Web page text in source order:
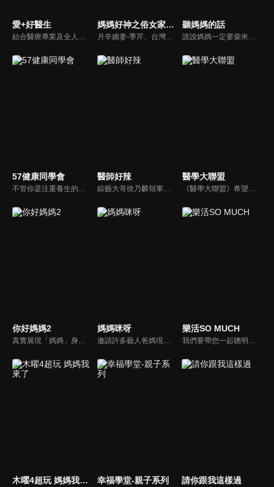
愛+好醫生 媽媽好神之俗女家務事
月辛嬌妻-季芹、台灣好媳婦-佩甄，兩位世俗熟女 領軍各界菁英一起來探討你我關心的各種家務事。持續鎖定本節目就能夠讓你『俗女不出門，能知天下事』！
聽媽媽的話
57健康同學會
不管你是注重養生的四、五年級，還是邁入熟男熟女的六年級生，或是充滿活力的七年級生，主播隋安德、許晶晶和醫藥記者及健康專家，要告訴大家自己的身體密碼，讓你健康滿分！
醫師好辣
綜藝大哥徐乃麟領軍，率領「好辣軍團」挑戰醫界麻辣話題，對上帥哥美女醫師團，不一樣的白色旋風即將登場！以前不敢說的，現在說給你聽，只要你想聽，我們就敢問！沒有不能聊，就怕不夠辣！絕對讓您耳目一新！打破傳統，跳脫框架！挖掘麻辣秘辛！
醫學大聯盟
《醫學大聯盟》希望打造一個知性趣味的平台，讓觀眾在輕鬆間了解正確的健康資訊，幫助自己和家人打造更健康的生活習慣。
你好媽媽2
真實展現「媽媽」身份的更多社會觸角，探討對「媽媽」概念的時代定義，探訪更多的當代媽媽。每期走進嘉賓生活，探討母親在家庭中、在自己生命中的位置。
媽媽咪呀
邀請許多藝人爸媽現身說法，與相關專家顧問共同討論分享，以談話的方式進行，對一人爸媽和名人家庭教育有興趣的朋友一定不能錯過。
樂活SO MUCH
我們要帶您一起聰明快樂過生活！由聰明生活家張雅芳主持的健康休閒資訊類節目，主題式介紹探討各種飲食、保健、醫學、休閒、民生、環保等，各種國人關心的樂活新訊，讓觀眾朋友一同感受快樂、用心過生活，其實就是那麼的簡單。
木曜4超玩 媽媽我來了 幸福學堂-親子系列 請你跟我這樣過